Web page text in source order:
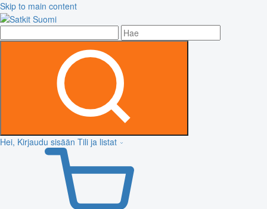
Skip to main content
Hei, Kirjaudu sisään Tili ja listat